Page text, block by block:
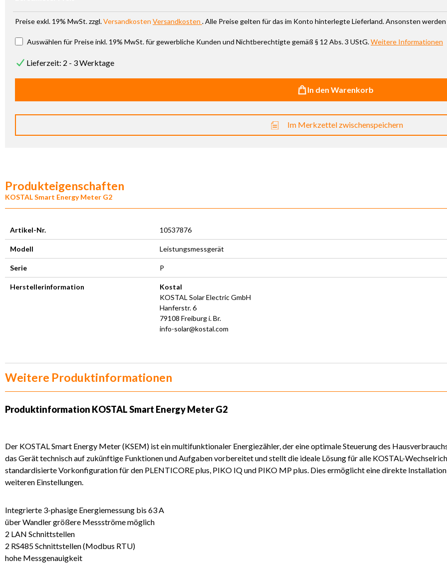
Preise exkl. 19% MwSt. zzgl.Versandkosten Versandkosten . Alle Preise gelten für das im Konto hinterlegte Lieferland. Ansonsten
Auswählen für Preise inkl. 19% MwSt. für gewerbliche Kunden und Nichtberechtigte gemäß § 12 Abs. 3 UStG.Weitere Informationen
Lieferzeit: 2 - 3 Werktage
In den Warenkorb
Im Merkzettel zwischenspeichern
Produkteigenschaften
KOSTAL Smart Energy Meter G2
Artikel-Nr. 10537876
Modell Leistungsmessgerät
Serie P
Herstellerinformation
Kostal
KOSTAL Solar Electric GmbH
Hanferstr. 6
79108 Freiburg i. Br.
info-solar@kostal.com
Weitere Produktinformationen
Produktinformation KOSTAL Smart Energy Meter G2
Der KOSTAL Smart Energy Meter (KSEM) ist ein multifunktionaler Energiezähler, der eine optimale Steuerung des
das Gerät technisch auf zukünftige Funktionen und Aufgaben vorbereitet und stellt die ideale Lösung für alle KOSTAL-
standardisierte Vorkonfiguration für den PLENTICORE plus, PIKO IQ und PIKO MP plus. Dies ermöglicht eine direkte
weiteren Einstellungen.
Integrierte 3-phasige Energiemessung bis 63 A
über Wandler größere Messströme möglich
2 LAN Schnittstellen
2 RS485 Schnittstellen (Modbus RTU)
hohe Messgenauigkeit